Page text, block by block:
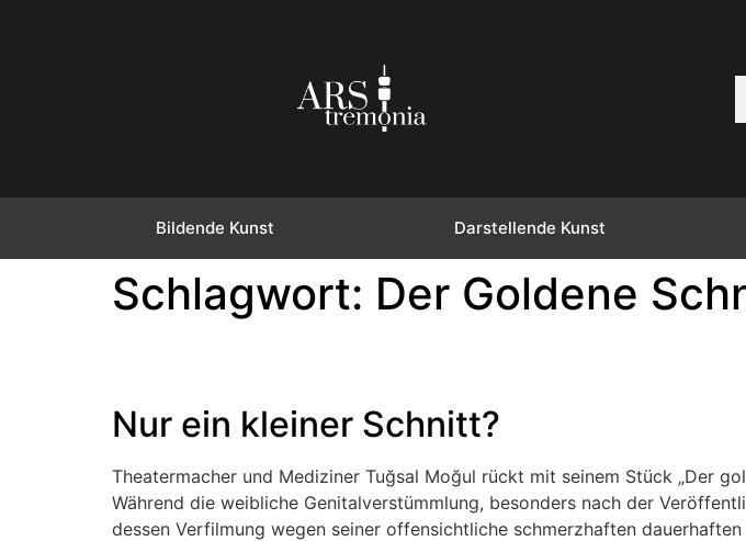
Bildende Kunst Darstellende Kunst
Schlagwort: Der Goldene
Nur ein kleiner Schnitt?
Theatermacher und Mediziner Tuğsal Moğul rückt mit seinem Stück „Der
Während die weibliche Genitalverstümmlung, besonders nach der
dessen Verfilmung wegen seiner offensichtliche schmerzhaften